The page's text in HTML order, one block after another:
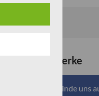
Netzwerke
Finde uns